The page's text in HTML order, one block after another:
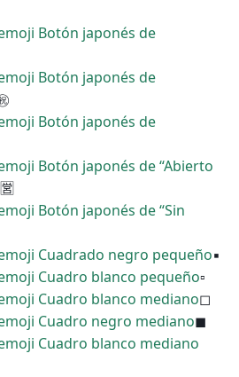
Botón japonés de
Botón japonés de
Botón japonés de
Botón japonés de “Abierto
🈺
Botón japonés de “Sin
Cuadrado negro pequeño▪
Cuadro blanco pequeño▫
Cuadro blanco mediano◻
Cuadro negro mediano◼
Cuadro blanco mediano